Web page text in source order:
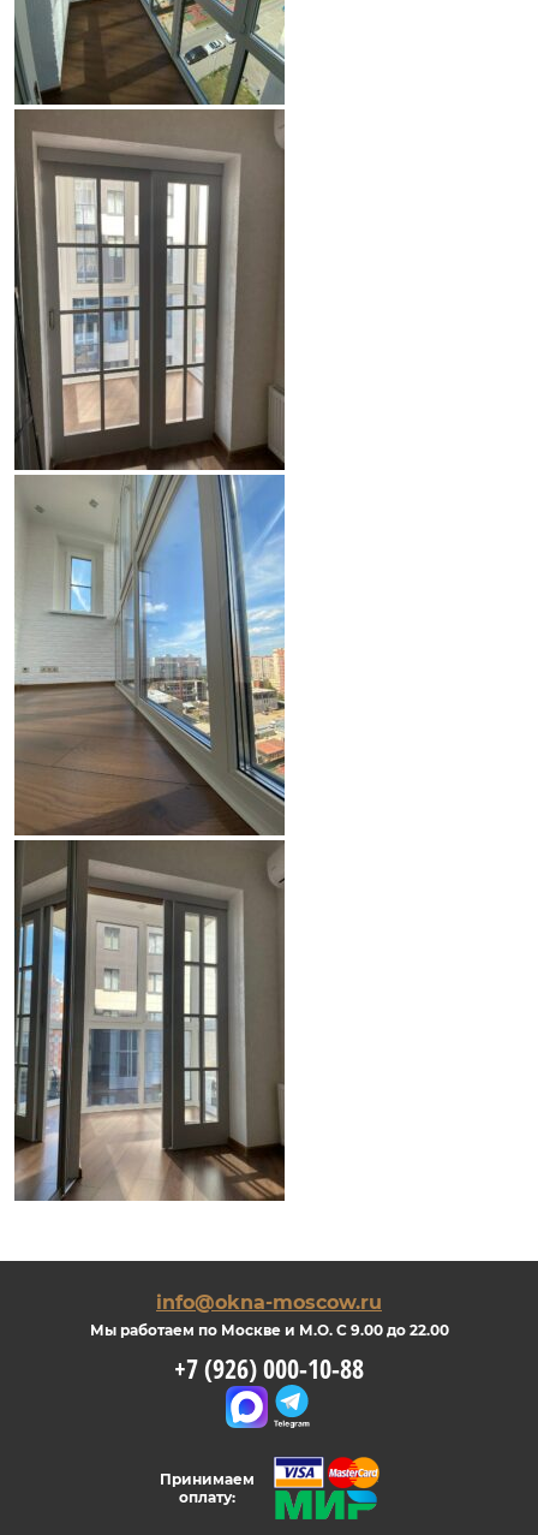
Принимаем
оплату:
info@okna-moscow.ru
Мы работаем по Москве и М.О. С 9.00 до 22.00
+7 (926) 000-10-88